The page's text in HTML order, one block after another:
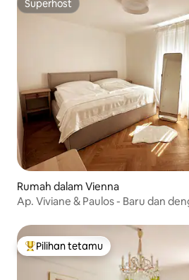
Superhost
Superhost
Rumah dalam Vienna
Ap. Viviane & Paulos - Baru dan
Pilihan utama tetamu
Pilihan tetamu